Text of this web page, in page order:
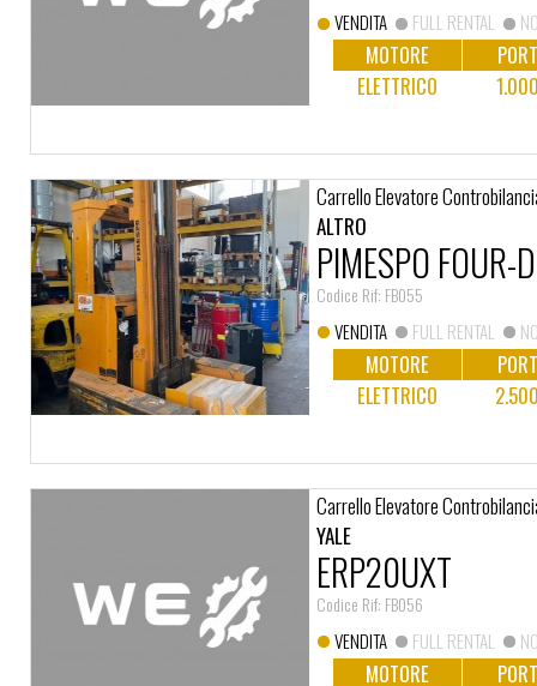
VENDITA FULL RENTAL
MOTORE
ELETTRICO
Carrello Elevatore
ALTRO
PIMESPO FOUR-
Codice Rif: FB055
VENDITA FULL RENTAL
MOTORE
ELETTRICO
Carrello Elevatore
YALE
ERP20UXT
Codice Rif: FB056
VENDITA FULL RENTAL
MOTORE